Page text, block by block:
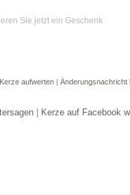
Sie jetzt ein Geschenk
Kerze aufwerten | Änderungsnachricht
Kerze auf Facebook